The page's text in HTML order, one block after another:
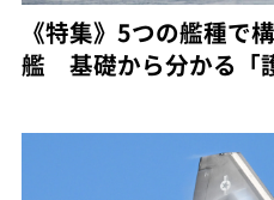
《特集》5つの艦種で
艦 基礎から分かる「